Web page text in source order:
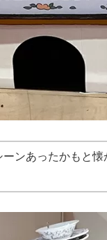
ンあったかもと懐